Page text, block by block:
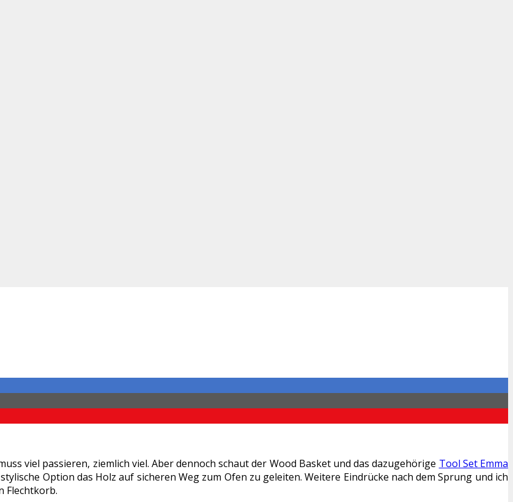
viel passieren, ziemlich viel. Aber dennoch schaut der Wood Basket und das dazugehörige Tool Set Emma
Option das Holz auf sicheren Weg zum Ofen zu geleiten. Weitere Eindrücke nach dem Sprung und ich
Flechtkorb.